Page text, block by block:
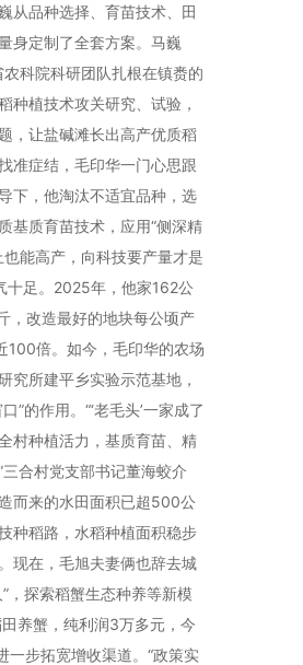
从品种选择、育苗技术、田
身定制了全套方案。马巍
科院科研团队扎根在镇赉的
种植技术攻关研究、试验，
，让盐碱滩长出高产优质稻
准症结，毛印华一门心思跟
下，他淘汰不适宜品种，选
基质育苗技术，应用“侧深精
能高产，向科技要产量才是
十足。2025年，他家162公
，改造最好的地块每公顷产
100倍。如今，毛印华的农场
究所建平乡实验示范基地，
”的作用。“‘老毛头’一家成了
村种植活力，基质育苗、精
合村党支部书记董海蛟介
而来的水田面积已超500公
种稻路，水稻种植面积稳步
现在，毛旭夫妻俩也辞去城
，探索稻蟹生态种养等新模
养蟹，纯利润3万多元，今
步拓宽增收渠道。“政策实